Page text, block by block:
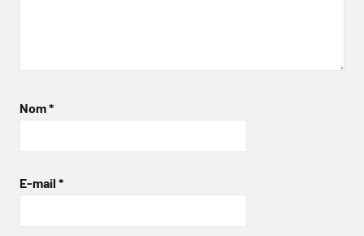
Nom*
E-mail *